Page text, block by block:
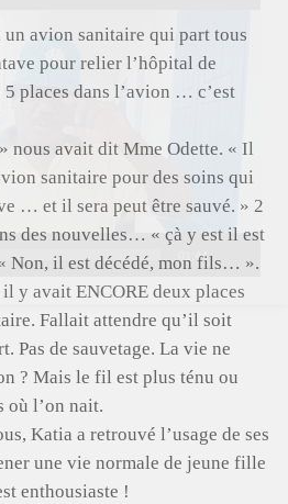
un avion sanitaire qui part tous
pour relier l’hôpital de
places dans l’avion … c’est
nous avait dit Mme Odette. « Il
sanitaire pour des soins qui
… et il sera peut être sauvé. » 2
des nouvelles… « çà y est il est
Non, il est décédé, mon fils… ».
y avait ENCORE deux places
Fallait attendre qu’il soit
Pas de sauvetage. La vie ne
? Mais le fil est plus ténu ou
où l’on nait.
Katia a retrouvé l’usage de ses
une vie normale de jeune fille
enthousiaste !
01:44